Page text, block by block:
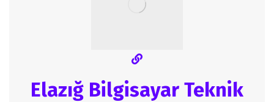
Elazığ Bilgisayar Teknik